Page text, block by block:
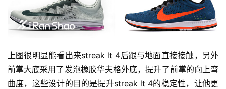
观
察
装
备
上图很明显能看出来streak lt 4后跟与地面直接接触，另外
前掌大底采用了发泡橡胶华夫格外底，提升了前掌的向上弯
曲度，这些设计的目的是提升streak lt 4的稳定性，让他更